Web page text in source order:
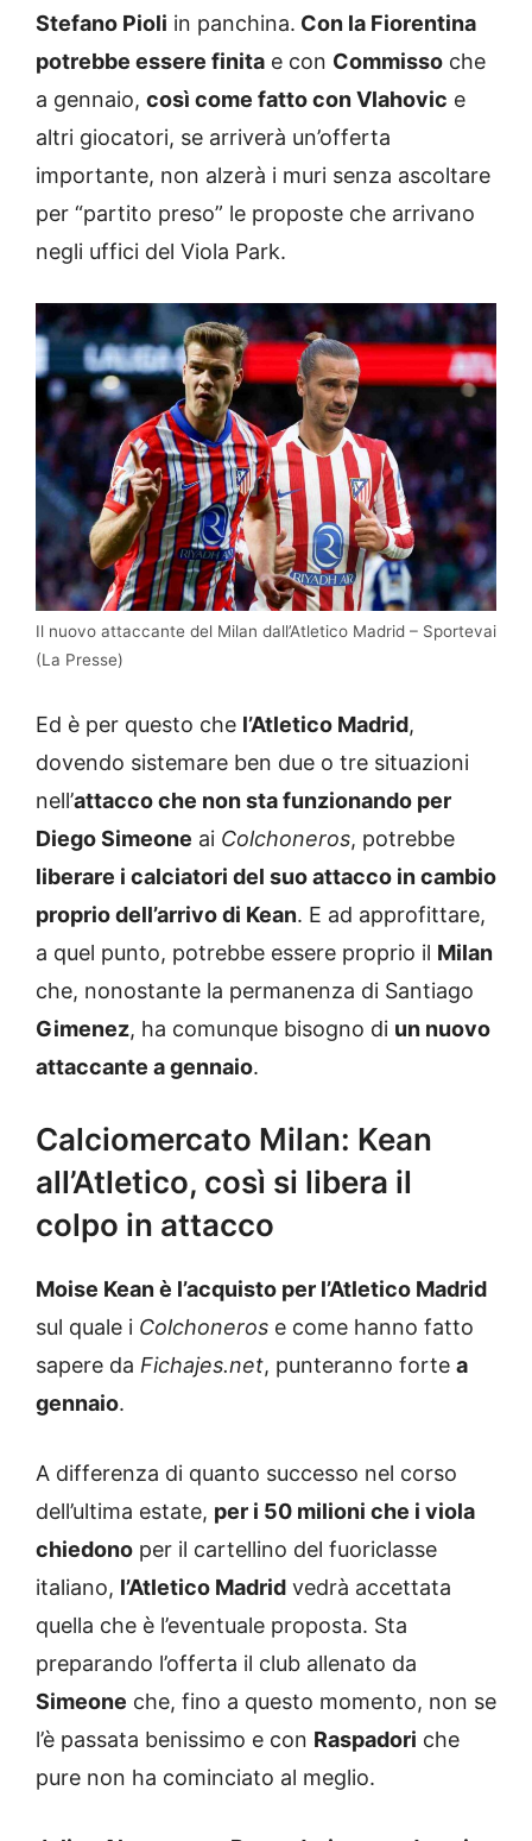
Stefano Pioli in panchina. Con la Fiorentina
potrebbe essere finita e con Commisso che
a gennaio, così come fatto con Vlahovic e
altri giocatori, se arriverà un’offerta
importante, non alzerà i muri senza ascoltare
per “partito preso” le proposte che arrivano
negli uffici del Viola Park.
Il nuovo attaccante del Milan dall’Atletico Madrid – Sportevai
(La Presse)
Ed è per questo che l’Atletico Madrid,
dovendo sistemare ben due o tre situazioni
nell’attacco che non sta funzionando per
Diego Simeone ai Colchoneros, potrebbe
liberare i calciatori del suo attacco in cambio
proprio dell’arrivo di Kean. E ad approfittare,
a quel punto, potrebbe essere proprio il Milan
che, nonostante la permanenza di Santiago
Gimenez, ha comunque bisogno di un nuovo
attaccante a gennaio.
Calciomercato Milan: Kean
all’Atletico, così si libera il
colpo in attacco
Moise Kean è l’acquisto per l’Atletico Madrid
sul quale i Colchoneros e come hanno fatto
sapere da Fichajes.net, punteranno forte a
gennaio.
A differenza di quanto successo nel corso
dell’ultima estate, per i 50 milioni che i viola
chiedono per il cartellino del fuoriclasse
italiano, l’Atletico Madrid vedrà accettata
quella che è l’eventuale proposta. Sta
preparando l’offerta il club allenato da
Simeone che, fino a questo momento, non se
l’è passata benissimo e con Raspadori che
pure non ha cominciato al meglio.